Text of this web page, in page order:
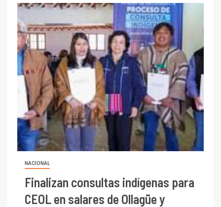
NACIONAL
Finalizan consultas indígenas para
CEOL en salares de Ollagüe y
Central reporta resultados
dispares en el primer
trimestre
4 I+D
Informe bimensual de
Cochilco: precio del cobre
alcanza máximos por escasez
de concentrados
I+D
Estudio revela cómo el precio
del cobre y educación superior
se relacionan en zonas
mineras
I+D
cobre cercana a 2 millones de
toneladas tras récord en
Escondida